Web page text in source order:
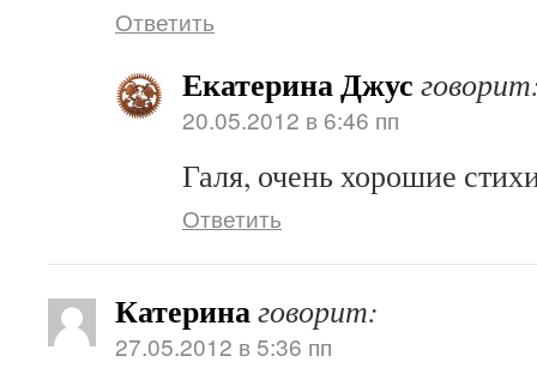
Ответить
Екатерина Джус
20.05.2012 в 6:46 пп
Галя, очень хорошие
Ответить
Катеринаговорит:
27.05.2012 в 5:36 пп